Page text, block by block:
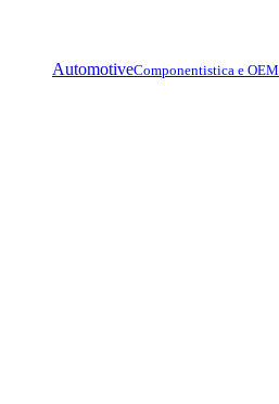
AutomotiveComponentistica e OEM